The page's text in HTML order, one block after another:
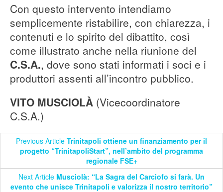
Con questo intervento intendiamo
semplicemente ristabilire, con chiarezza, i
contenuti e lo spirito del dibattito, così
come illustrato anche nella riunione del
C.S.A., dove sono stati informati i soci e i
produttori assenti all’incontro pubblico.
VITO MUSCIOLÀ (Vicecoordinatore
C.S.A.)
Previous Article Trinitapoli ottiene un finanziamento per il
progetto “TrinitapoliStart”, nell’ambito del programma
regionale FSE+
Next Article Musciolà: “La Sagra del Carciofo si farà. Un
evento che unisce Trinitapoli e valorizza il nostro territorio”